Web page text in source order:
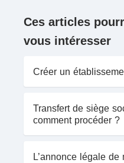
Ces articles
vous intéresser
Créer un
Transfert de siège
comment procéder ?
L’annonce légale